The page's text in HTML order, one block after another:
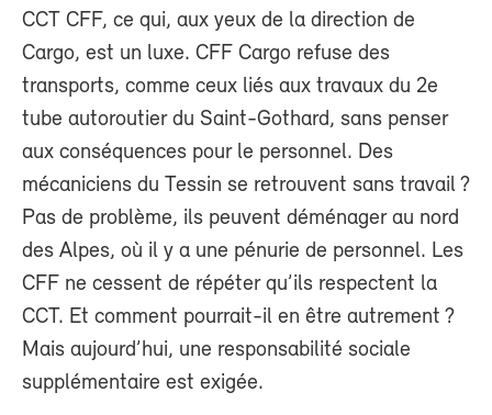
CCT CFF, ce qui, aux yeux de la direction de
Cargo, est un luxe. CFF Cargo refuse des
transports, comme ceux liés aux travaux du 2e
tube autoroutier du Saint-Gothard, sans penser
aux conséquences pour le personnel. Des
mécaniciens du Tessin se retrouvent sans travail ?
Pas de problème, ils peuvent déménager au nord
des Alpes, où il y a une pénurie de personnel. Les
CFF ne cessent de répéter qu’ils respectent la
CCT. Et comment pourrait-il en être autrement ?
Mais aujourd’hui, une responsabilité sociale
supplémentaire est exigée.